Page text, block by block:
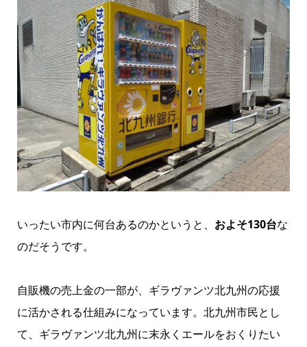
いったい市内に何台あるのかというと、 およそ130台な
のだそうです。
自販機の売上金の一部が、ギラヴァンツ北九州の応援
に活かされる仕組みになっています。北九州市民とし
て、ギラヴァンツ北九州に末永くエールをおくりたい